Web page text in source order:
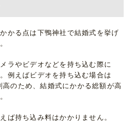
かる点は下鴨神社で結婚式を挙げ
ラやビデオなどを持ち込む際に
例えばビデオを持ち込む場合は
のため、結婚式にかかる総額が高
ば持ち込み料はかかりません。